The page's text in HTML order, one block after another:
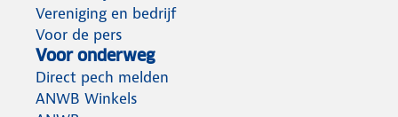
Vereniging en bedrijf
Voor de pers
Voor onderweg
Direct pech melden
ANWB Winkels